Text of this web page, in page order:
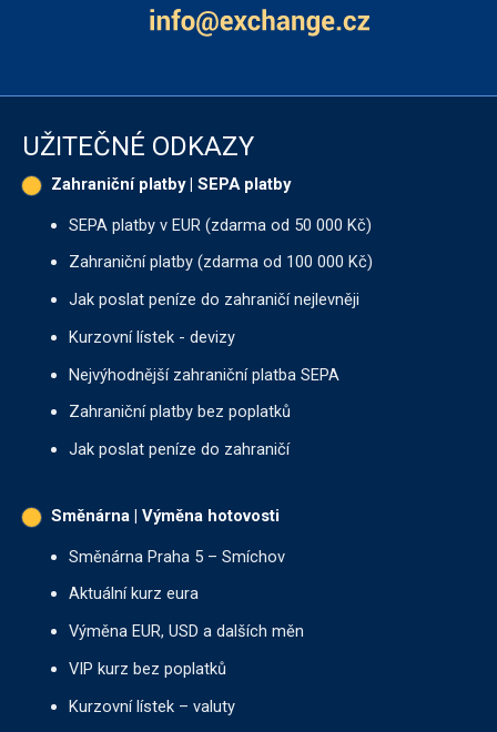
UŽITEČNÉ ODKAZY
Zahraniční platby | SEPA platby
SEPA platby v EUR (zdarma od 50 000 Kč)
Zahraniční platby (zdarma od 100 000 Kč)
Jak poslat peníze do zahraničí nejlevněji
Kurzovní lístek - devizy
Nejvýhodnější zahraniční platba SEPA
Zahraniční platby bez poplatků
Jak poslat peníze do zahraničí
Směnárna | Výměna hotovosti
Směnárna Praha 5 – Smíchov
Aktuální kurz eura
Výměna EUR, USD a dalších měn
VIP kurz bez poplatků
Kurzovní lístek – valuty